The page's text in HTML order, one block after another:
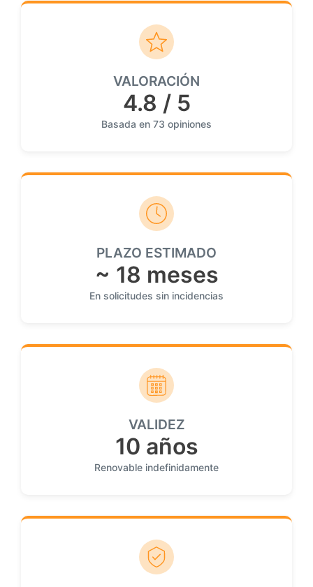
VALORACIÓN
4.8 / 5
Basada en 73 opiniones
PLAZO ESTIMADO
~ 18 meses
En solicitudes sin incidencias
VALIDEZ
10 años
Renovable indefinidamente